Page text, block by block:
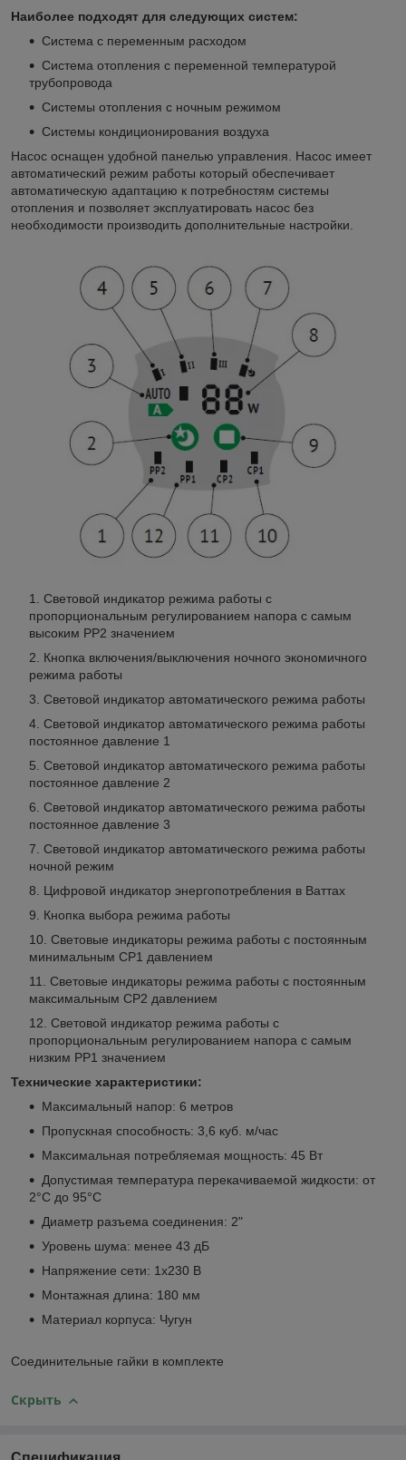
Наиболее подходят для следующих систем:
Система с переменным расходом
Система отопления с переменной температурой
трубопровода
Системы отопления с ночным режимом
Системы кондиционирования воздуха
Насос оснащен удобной панелью управления. Насос имеет
автоматический режим работы который обеспечивает
автоматическую адаптацию к потребностям системы
отопления и позволяет эксплуатировать насос без
необходимости производить дополнительные настройки.
Световой индикатор режима работы с
пропорциональным регулированием напора с самым
высоким PP2 значением
Кнопка включения/выключения ночного экономичного
режима работы
Световой индикатор автоматического режима работы
Световой индикатор автоматического режима работы
постоянное давление 1
Световой индикатор автоматического режима работы
постоянное давление 2
Световой индикатор автоматического режима работы
постоянное давление 3
Световой индикатор автоматического режима работы
ночной режим
Цифровой индикатор энергопотребления в Ваттах
Кнопка выбора режима работы
Световые индикаторы режима работы с постоянным
минимальным CP1 давлением
Световые индикаторы режима работы с постоянным
максимальным CP2 давлением
Световой индикатор режима работы с
пропорциональным регулированием напора с самым
низким PP1 значением
Технические характеристики:
Максимальный напор: 6 метров
Пропускная способность: 3,6 куб. м/час
Максимальная потребляемая мощность: 45 Вт
Допустимая температура перекачиваемой жидкости: от
2°C до 95°C
Диаметр разъема соединения: 2"
Уровень шума: менее 43 дБ
Напряжение сети: 1х230 В
Монтажная длина: 180 мм
Материал корпуса: Чугун
Соединительные гайки в комплекте
Скрыть